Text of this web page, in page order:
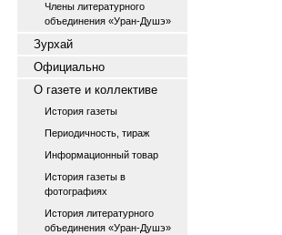
Члены литературного
объединения «Уран-Душэ»
Зурхай
Официально
О газете и коллективе
История газеты
Периодичность, тираж
Информационный товар
История газеты в
фотографиях
История литературного
объединения «Уран-Душэ»